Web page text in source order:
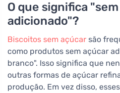
O que significa
adicionado"?
Biscoitos sem açúcar são
como produtos sem açúcar
branco". Isso significa que
outras formas de açúcar
produção. Em vez disso,